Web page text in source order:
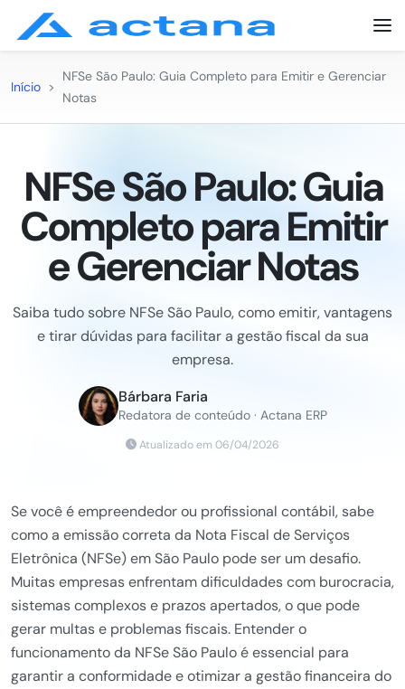
Início >
NFSe São Paulo: Guia Completo para Emitir e Gerenciar
Notas
NFSe São Paulo: Guia
Completo para Emitir
e Gerenciar Notas
Saiba tudo sobre NFSe São Paulo, como emitir, vantagens
e tirar dúvidas para facilitar a gestão fiscal da sua
empresa.
Bárbara Faria
Redatora de conteúdo · Actana ERP
Atualizado em 06/04/2026
Se você é empreendedor ou profissional contábil, sabe
como a emissão correta da Nota Fiscal de Serviços
Eletrônica (NFSe) em São Paulo pode ser um desafio.
Muitas empresas enfrentam dificuldades com burocracia,
sistemas complexos e prazos apertados, o que pode
gerar multas e problemas fiscais. Entender o
funcionamento da NFSe São Paulo é essencial para
garantir a conformidade e otimizar a gestão financeira do